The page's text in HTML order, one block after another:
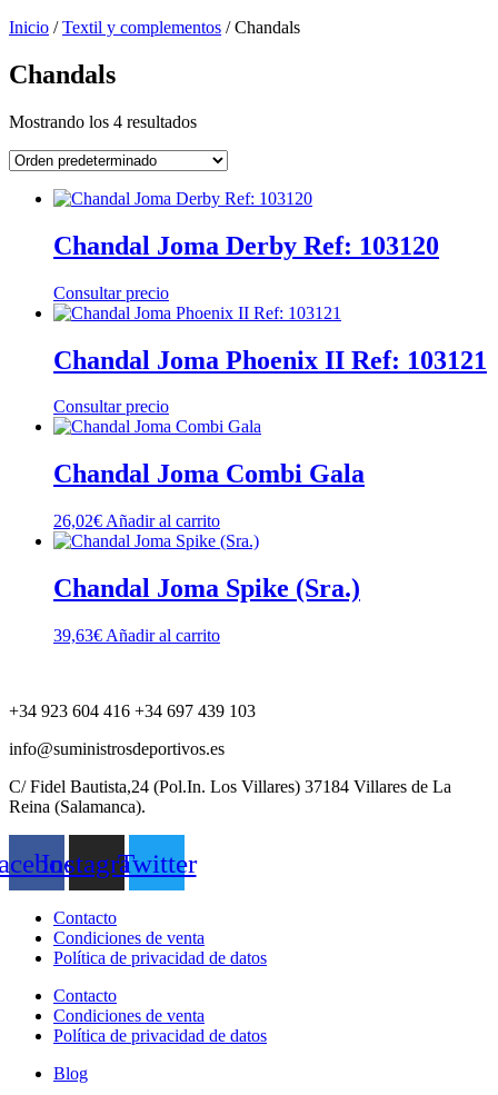
Inicio /Textil y complementos / Chandals
Chandals
Mostrando los 4 resultados
Chandal Joma Derby Ref: 103120
Consultar precio
Chandal Joma Phoenix II Ref: 103121
Consultar precio
Chandal Joma Combi Gala
26,02€ Añadir al carrito
Chandal Joma Spike (Sra.)
39,63€ Añadir al carrito
+34 923 604 416 +34 697 439 103
info@suministrosdeportivos.es
C/ Fidel Bautista,24 (Pol.In. Los Villares) 37184 Villares de La
Reina (Salamanca).
InstagramTwitter
Contacto
Condiciones de venta
Política de privacidad de datos
Contacto
Condiciones de venta
Política de privacidad de datos
Blog